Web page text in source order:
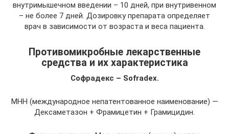
внутримышечном введении – 10 дней, при внутривенном
– не более 7 дней. Дозировку препарата определяет
врач в зависимости от возраста и веса пациента.
Противомикробные лекарственные
средства и их характеристика
Софрадекс – Sofradex.
МНН (международное непатентованное наименование) —
Дексаметазон + Фрамицетин + Грамицидин.